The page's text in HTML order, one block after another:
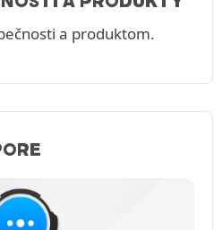
a produktom.